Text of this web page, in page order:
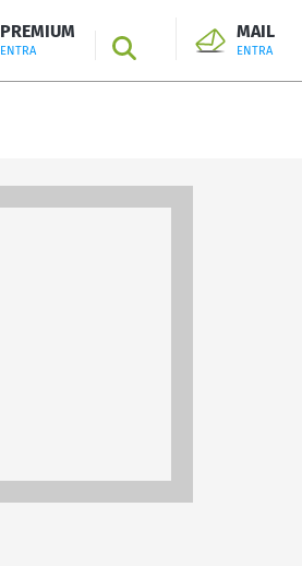
PREMIUM
ENTRA SEARCH
MAIL
ENTRA